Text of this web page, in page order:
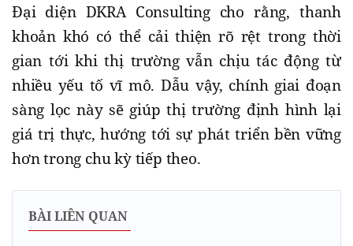
Đại diện DKRA Consulting cho rằng, thanh
khoản khó có thể cải thiện rõ rệt trong thời
gian tới khi thị trường vẫn chịu tác động từ
nhiều yếu tố vĩ mô. Dẫu vậy, chính giai đoạn
sàng lọc này sẽ giúp thị trường định hình lại
giá trị thực, hướng tới sự phát triển bền vững
hơn trong chu kỳ tiếp theo.
BÀI LIÊN QUAN